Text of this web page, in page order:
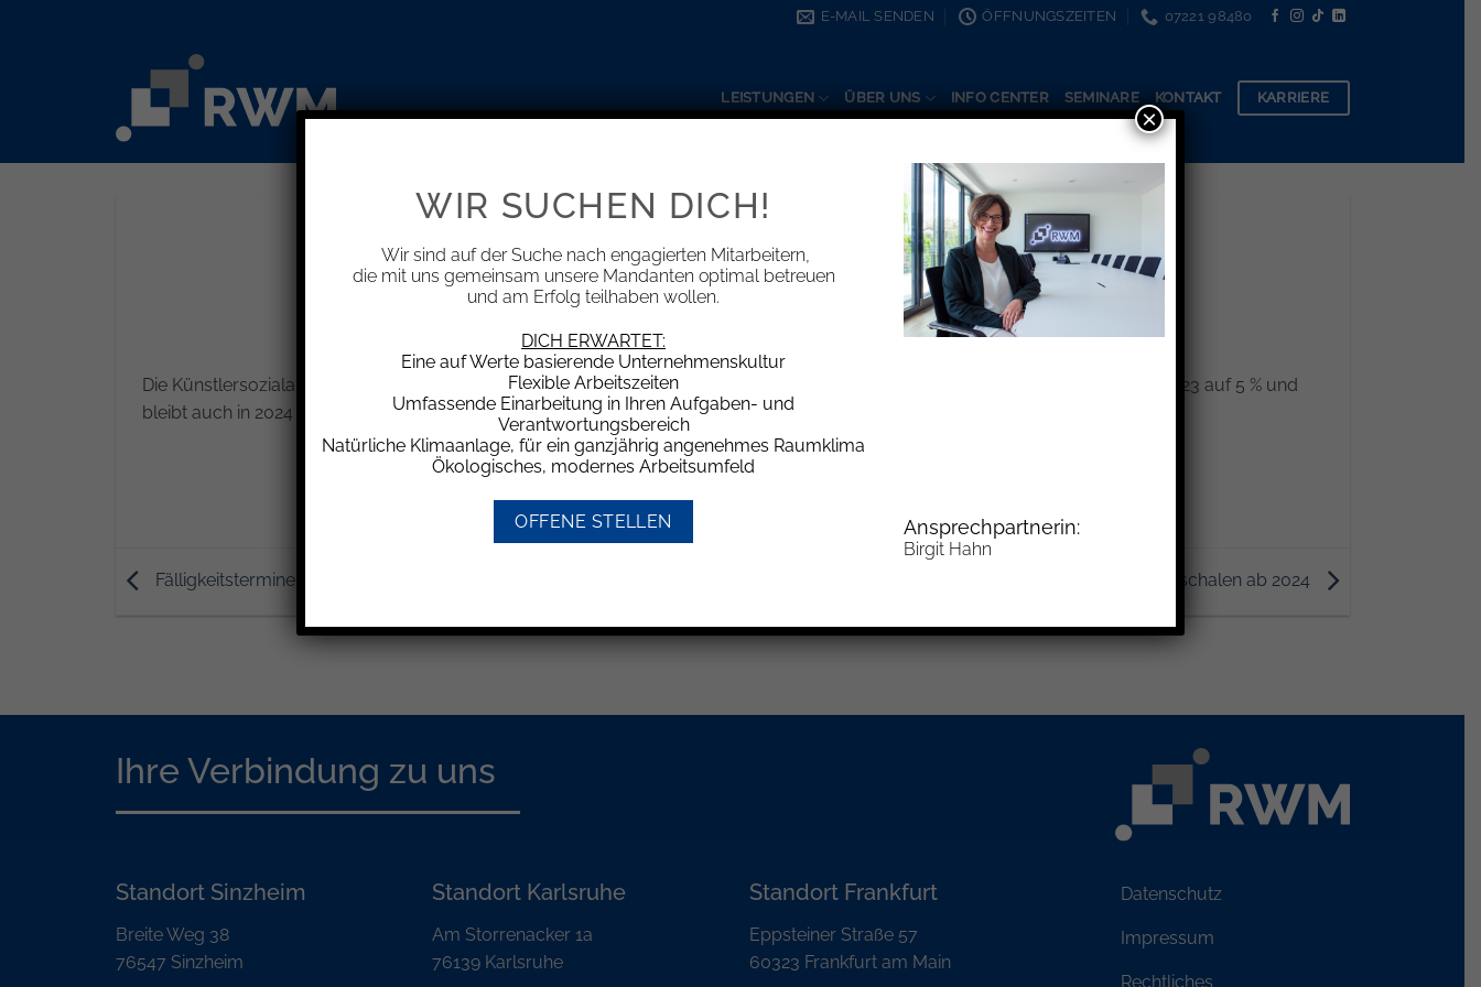
E-MAIL SENDEN ÖFFNUNGSZEITEN 07221 98480
LEISTUNGEN ÜBER UNS INFO CENTER SEMINARE KONTAKT KARRIERE
Künstlersozialabgabe
Die Künstlersozialabgabe wird als Umlage erhoben. Nachdem für 2022 keine Anpassung erfolgte, erhöhte sich der Beitrag für 2023 auf 5 % und
bleibt auch in 2024 unverändert.
Fälligkeitstermine – Januar 2024 Aktualisierte Reisekostenpauschalen ab 2024
Ihre Verbindung zu uns
Standort Sinzheim
Breite Weg 38
76547 Sinzheim
Standort Karlsruhe
Am Storrenacker 1a
76139 Karlsruhe
Standort Frankfurt
Eppsteiner Straße 57
60323 Frankfurt am Main
Datenschutz
Impressum
Rechtliches
WIR SUCHEN DICH!
Wir sind auf der Suche nach engagierten Mitarbeitern,
die mit uns gemeinsam unsere Mandanten optimal betreuen
und am Erfolg teilhaben wollen.
DICH ERWARTET:
Eine auf Werte basierende Unternehmenskultur
Flexible Arbeitszeiten
Umfassende Einarbeitung in Ihren Aufgaben- und
Verantwortungsbereich
Natürliche Klimaanlage, für ein ganzjährig angenehmes Raumklima
Ökologisches, modernes Arbeitsumfeld
OFFENE STELLEN Ansprechpartnerin:
Birgit Hahn
×